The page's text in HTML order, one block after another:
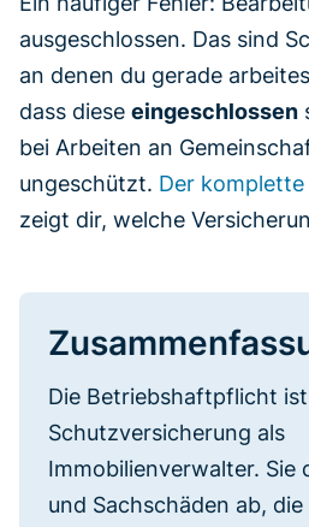
ausgeschlossen. Das sind
an denen du gerade
dass diese eingeschlossen
bei Arbeiten an
ungeschützt. Der
zeigt dir, welche
Die Betriebshaftpflicht
Schutzversicherung als
Immobilienverwalter. Sie
und Sachschäden ab,